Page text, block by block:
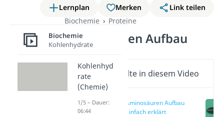
Lernplan Merken
Link teilen
Biochemie
Proteine
Aminosäuren Aufbau
Wichtige Inhalte in diesem Video
Aminosäuren Aufbau
einfach erklärt
Biochemie
Kohlenhydrate
Kohlenhyd
rate
(Chemie)
1/5 – Dauer:
06:44